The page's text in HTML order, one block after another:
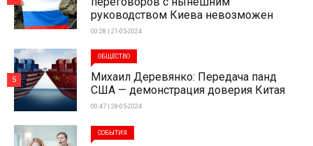
руководством Киева невозможен
00:28 | 21-05-2024
ОБЩЕСТВО
Михаил Деревянко: Передача панд
США — демонстрация доверия Китая
00:47 | 28-05-2024
5
СОБЫТИЯ